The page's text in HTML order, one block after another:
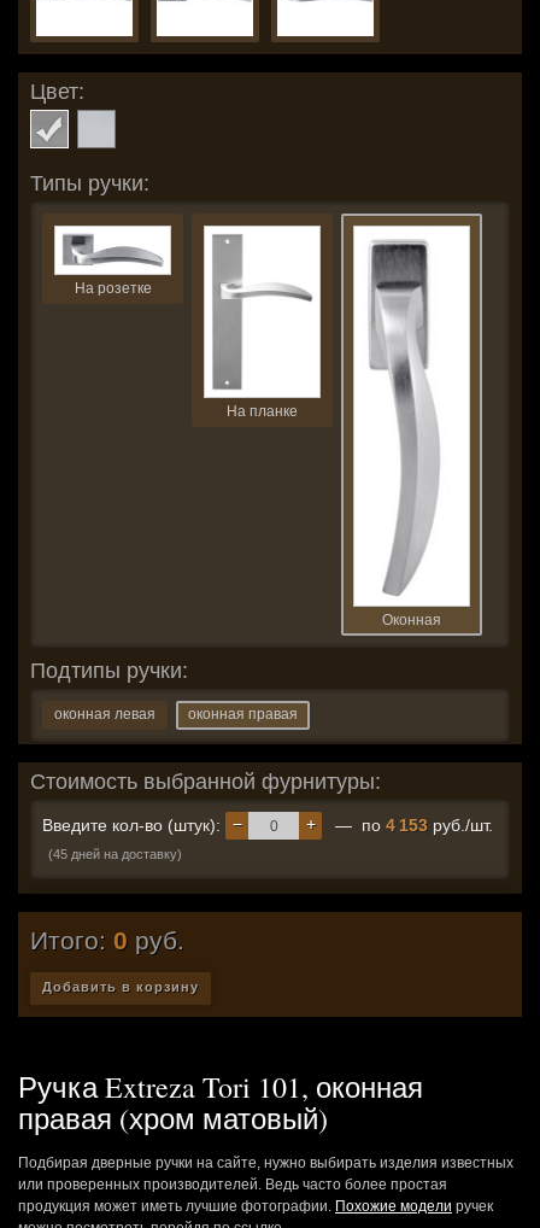
Цвет:
Типы ручки:
На розетке
На планке
Оконная
Подтипы ручки:
оконная левая оконная правая
Стоимость выбранной фурнитуры:
Введите кол-во (штук): +
− — по 4 153 руб./шт.
(45 дней на доставку)
Итого: 0 руб.
Добавить в корзину
Ручка Extreza Tori 101, оконная
правая (хром матовый)
Подбирая дверные ручки на сайте, нужно выбирать изделия известных
или проверенных производителей. Ведь часто более простая
продукция может иметь лучшие фотографии. Похожие модели ручек